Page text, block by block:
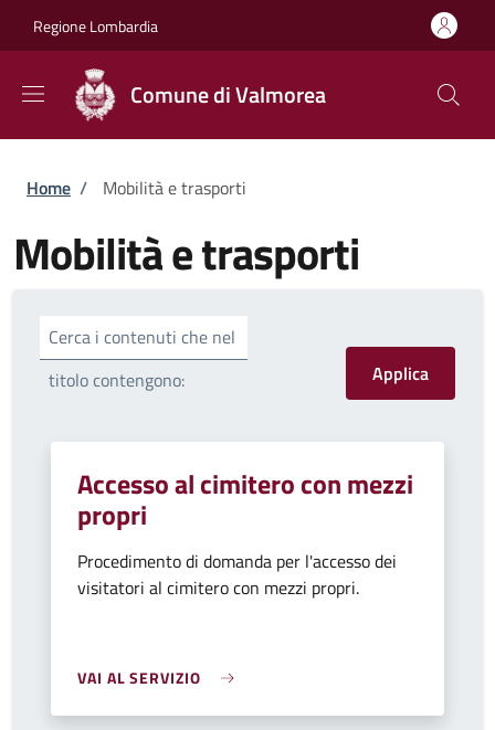
Regione Lombardia
Comune di Valmorea
Briciole di pane
Home / Mobilità e trasporti
Mobilità e trasporti
Cerca i contenuti che nel
titolo contengono:
Accesso al cimitero con mezzi
propri
Procedimento di domanda per l'accesso dei
visitatori al cimitero con mezzi propri.
VAI AL SERVIZIO